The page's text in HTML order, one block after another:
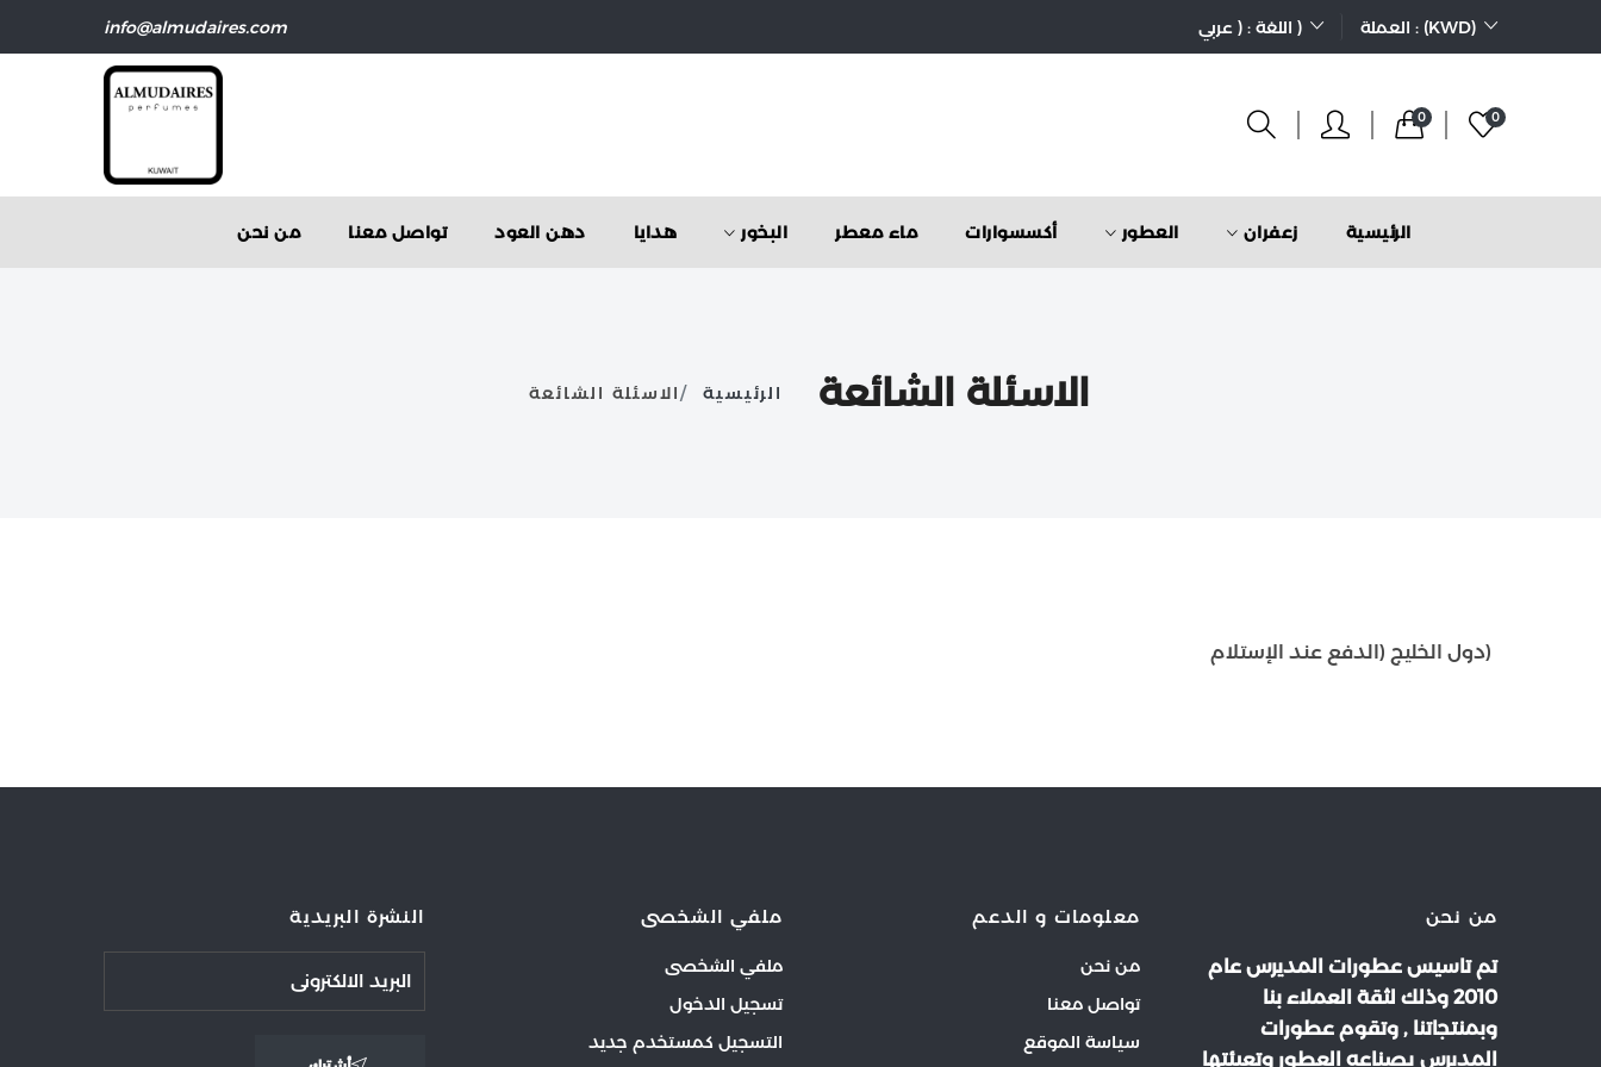
info@almudaires.com اللغة : ( عربي ) العملة : (KWD)
0 0
الرئيسية زعفران العطور أكسسوارات ماء معطر البخور هدايا دهن العود تواصل معنا من نحن
الاسئلة الشائعة الرئيسية الاسئلة الشائعة
(دول الخليج (الدفع عند الإستلام
من نحن
تم تاسيس عطورات المديرس عام
2010 وذلك لثقة العملاء بنا
وبمنتجاتنا , وتقوم عطورات
المديرس بصناعه العطور وتعبئتها
معلومات و الدعم
من نحن
تواصل معنا
سياسة الموقع
ملفي الشخصى
ملفي الشخصى
تسجيل الدخول
التسجيل كمستخدم جديد
النشرة البريدية